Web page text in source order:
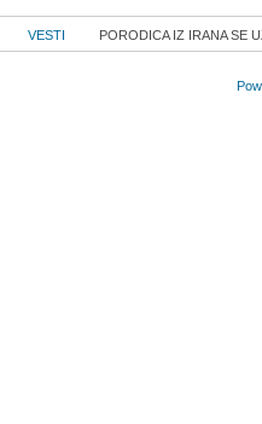
VESTI PORODICA IZ IRANA SE